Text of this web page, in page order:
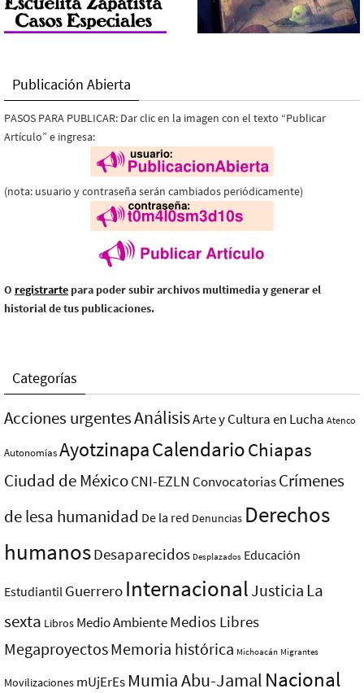
Publicación Abierta
PASOS PARA PUBLICAR: Dar clic en la imagen con el texto “Publicar
Artículo” e ingresa:
(nota: usuario y contraseña serán cambiados periódicamente)
O registrarte para poder subir archivos multimedia y generar el
historial de tus publicaciones.
Categorías
Acciones urgentesAnálisisArte y Cultura en Lucha Atenco
AutonomíasAyotzinapaCalendarioChiapas
Ciudad de MéxicoCNI-EZLN ConvocatoriasCrímenes
de lesa humanidad De la red Denuncias Derechos
humanosDesaparecidos Desplazados Educación
Estudiantil Guerrero InternacionalJusticia La
sexta Libros Medio AmbienteMedios Libres
MegaproyectosMemoria histórica Michoacán Migrantes
Movilizaciones mUjErEs Mumia Abu-Jamal Nacional